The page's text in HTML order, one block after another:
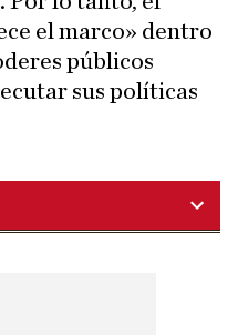
el marco» dentro
públicos
sus políticas